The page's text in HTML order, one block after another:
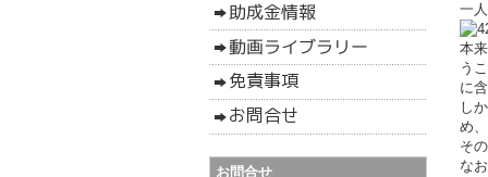
一
本
う
に
し
め
そ
な
お問合せ